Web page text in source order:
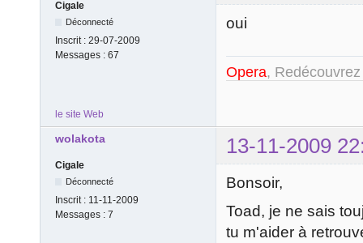
Cigale
Déconnecté
Inscrit : 29-07-2009
Messages : 67
oui
Opera,
le site Web
wolakota 13-11-2009
Cigale
Déconnecté
Inscrit : 11-11-2009
Messages : 7
Bonsoir,
Toad, je ne sais
tu m'aider à